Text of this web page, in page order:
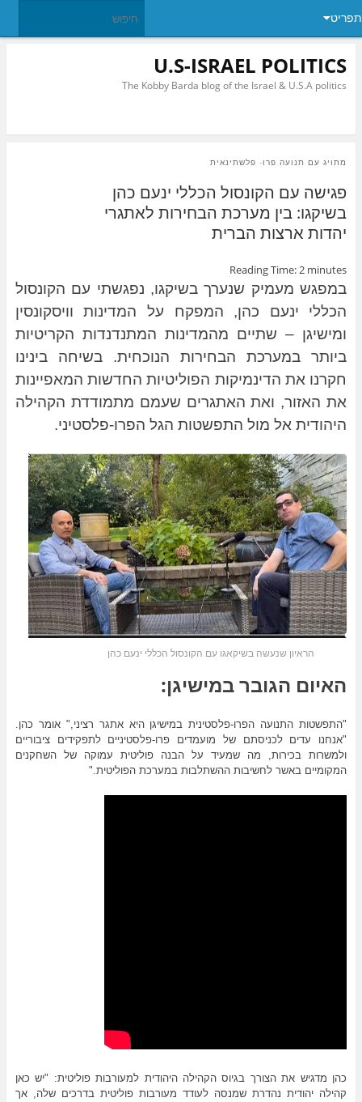
תפריט
U.S-ISRAEL POLITICS
The Kobby Barda blog of the Israel & U.S.A politics
מתויג עם תנועה פרו- פלשתינאית
פגישה עם הקונסול הכללי ינעם כהן
בשיקגו: בין מערכת הבחירות לאתגרי
יהדות ארצות הברית
Reading Time:2 minutes
במפגש מעמיק שנערך בשיקגו, נפגשתי עם הקונסול
הכללי ינעם כהן, המפקח על המדינות וויסקונסין
ומישיגן – שתיים מהמדינות המתנדנדות הקריטיות
ביותר במערכת הבחירות הנוכחית. בשיחה בינינו
חקרנו את הדינמיקות הפוליטיות החדשות המאפיינות
את האזור, ואת האתגרים שעמם מתמודדת הקהילה
היהודית אל מול התפשטות הגל הפרו-פלסטיני.
הראיון שנעשה בשיקאגו עם הקונסול הכללי ינעם כהן
האיום הגובר במישיגן:
"התפשטות התנועה הפרו-פלסטינית במישיגן היא אתגר רציני," אומר כהן.
"אנחנו עדים לכניסתם של מועמדים פרו-פלסטיניים לתפקידים ציבוריים
ולמשרות בכירות, מה שמעיד על הבנה פוליטית עמוקה של השחקנים
המקומיים באשר לחשיבות ההשתלבות במערכת הפוליטית."
כהן מדגיש את הצורך בגיוס הקהילה היהודית למעורבות פוליטית: "יש כאן
קהילה יהודית נהדרת שמנסה לעודד מעורבות פוליטית בדרכים שלה, אך